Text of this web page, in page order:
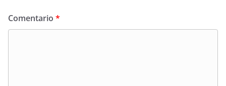
Comentario *